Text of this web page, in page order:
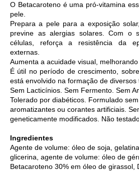
O Betacaroteno é uma pró-vitamina
pele.
Prepara a pele para a exposição
previne as alergias solares. Com o
células, reforça a resistência da
externas.
Aumenta a acuidade visual,
É útil no período de crescimento,
está envolvido na formação de diversos
Sem Lacticínios. Sem Fermento. Sem
Tolerado por diabéticos. Formulado
aromatizantes ou corantes artificiais.
geneticamente modificados. Não
Ingredientes
Agente de volume: óleo de soja,
glicerina, agente de volume: óleo de
Betacaroteno 30% em óleo de girassol,